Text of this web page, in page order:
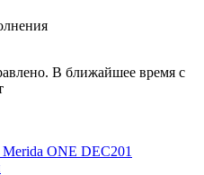
В ближайшее время с